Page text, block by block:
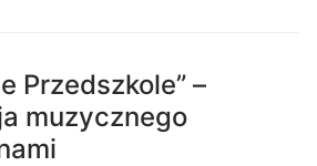
Przedszkole” –
muzycznego